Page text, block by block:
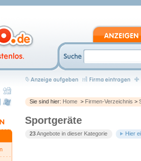
Sie sind hier: Home > Firmen-Verzeichnis >
Sportgeräte
23Angebote in dieser Kategorie Hier